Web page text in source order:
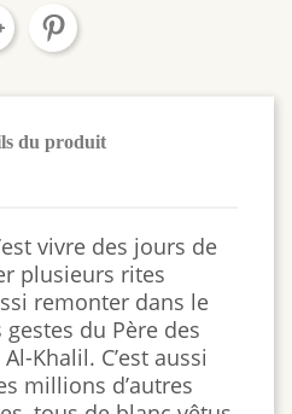
du produit
vivre des jours de
plusieurs rites
remonter dans le
du Père des
Khalil. C’est aussi
millions d’autres